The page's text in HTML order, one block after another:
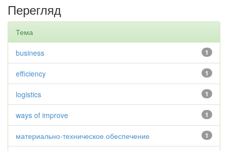
Перегляд
Тема
1
business
1
efficiency
1
logistics
1
ways of improve
1
материально-техническое обеспечение